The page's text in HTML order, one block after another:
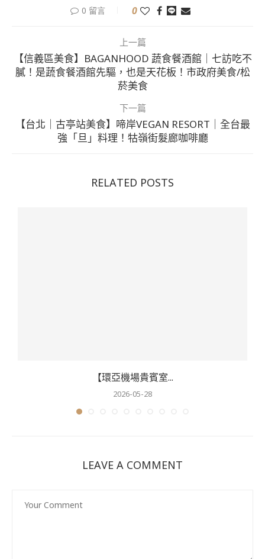
0 留言 0
上一篇
【信義區美食】BAGANHOOD 蔬食餐酒館｜七訪吃不
膩！是蔬食餐酒館先驅，也是天花板！市政府美食/松
菸美食
下一篇
【台北｜古亭站美食】啼岸VEGAN RESORT｜全台最
強「旦」料理！牯嶺街髮廊咖啡廳
RELATED POSTS
【環亞機場貴賓室...
2026-05-28
LEAVE A COMMENT